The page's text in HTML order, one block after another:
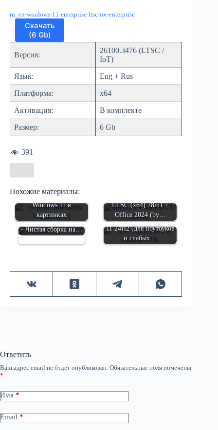
ru_en-windows-11-enterprise-ltsc-iot-enterprise
Скачать
(6 Gb)
Версия:
26100.3476 (LTSC /
IoT)
Язык: Eng + Rus
Платформа: x64
Активация: В комплекте
Размер: 6 Gb
391
Похожие материалы:
Windows 11 в
картинках
LTSC (x64) 28in1 +
Office 2024 (by…
Windows 11
Enterprise LTSC 2024
- Чистая сборка на…
Легкий образ Windows
11 24H2 (для ноутбуков
и слабых…
Ответить
Ваш адрес email не будет опубликован. Обязательные поля помечены
*
Имя *
Email *